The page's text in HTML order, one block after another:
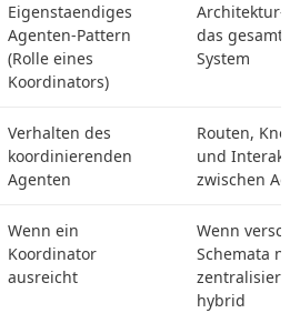
Eigenstaendiges
Agenten-Pattern
(Rolle eines
Koordinators)
Architektur-
das
System
Verhalten des
koordinierenden
Agenten
Routen,
und
zwischen
Wenn ein
Koordinator
ausreicht
Wenn
Schemata
hybrid